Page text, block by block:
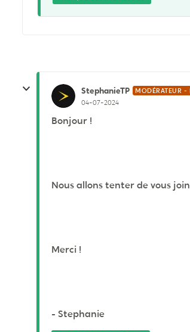
StephanieTP MODÉRATEUR -
04-07-2024
Bonjour !
Nous allons tenter de vous
Merci !
- Stephanie